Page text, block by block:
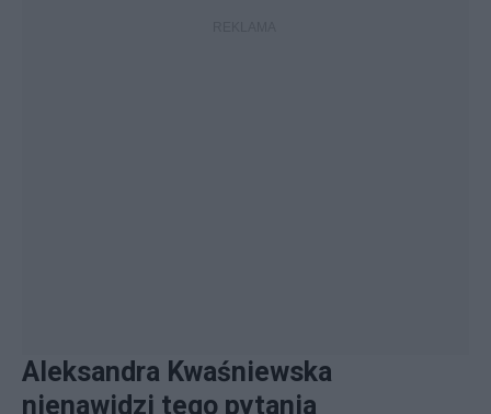
Aleksandra Kwaśniewska
nienawidzi tego pytania